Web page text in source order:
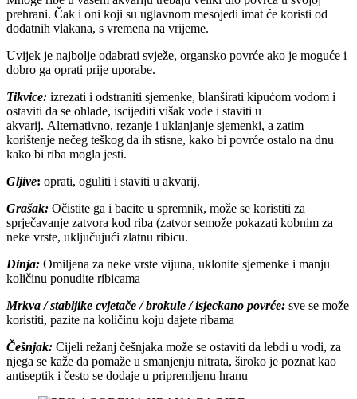
prehrani. Čak i oni koji su uglavnom mesojedi imat će koristi od
dodatnih vlakana, s vremena na vrijeme.
Uvijek je najbolje odabrati svježe, organsko povrće ako je moguće i
dobro ga oprati prije uporabe.
Tikvice: izrezati i odstraniti sjemenke, blanširati kipućom vodom i
ostaviti da se ohlade, iscijediti višak vode i staviti u
akvarij. Alternativno, rezanje i uklanjanje sjemenki, a zatim
korištenje nečeg teškog da ih stisne, kako bi povrće ostalo na dnu
kako bi riba mogla jesti.
Gljive: oprati, oguliti i staviti u akvarij.
Grašak: Očistite ga i bacite u spremnik, može se koristiti za
sprječavanje zatvora kod riba (zatvor semože pokazati kobnim za
neke vrste, uključujući zlatnu ribicu.
Dinja: Omiljena za neke vrste vijuna, uklonite sjemenke i manju
količinu ponudite ribicama
Mrkva / stabljike cvjetače / brokule / isjeckano povrće: sve se može
koristiti, pazite na količinu koju dajete ribama
Češnjak: Cijeli režanj češnjaka može se ostaviti da lebdi u vodi, za
njega se kaže da pomaže u smanjenju nitrata, široko je poznat kao
antiseptik i često se dodaje u pripremljenu hranu